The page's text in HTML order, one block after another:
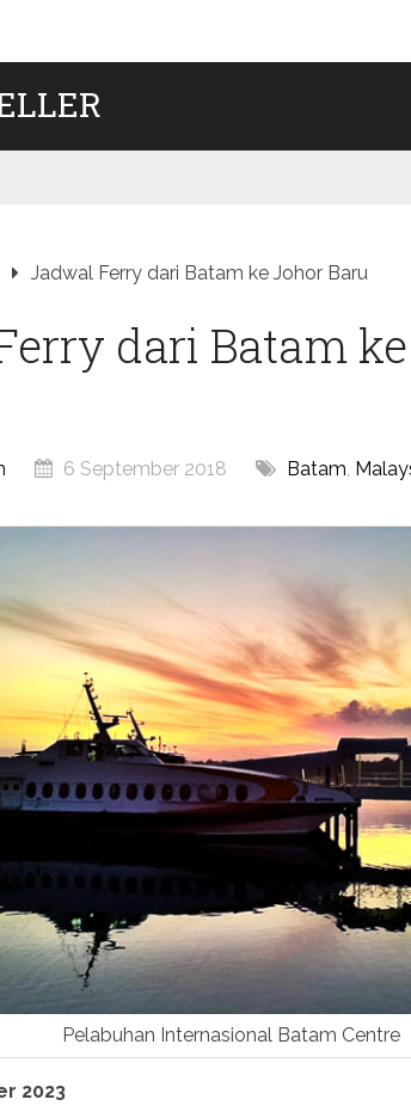
Jadwal Ferry dari Batam ke Johor Baru
dari Batam
6 September 2018 Batam,
Pelabuhan Internasional Batam Centre
2023